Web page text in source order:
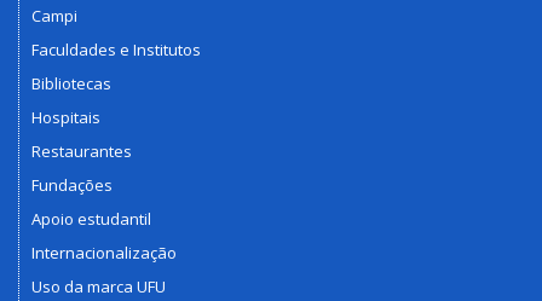
Campi
Faculdades e Institutos
Bibliotecas
Hospitais
Restaurantes
Fundações
Apoio estudantil
Internacionalização
Uso da marca UFU